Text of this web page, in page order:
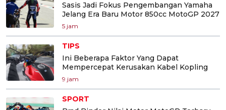
Sasis Jadi Fokus Pengembangan Yamaha
Jelang Era Baru Motor 850cc MotoGP 2027
5 jam
TIPS
Ini Beberapa Faktor Yang Dapat
Mempercepat Kerusakan Kabel Kopling
9 jam
SPORT